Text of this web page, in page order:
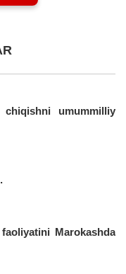
chiqishni umummilliy
Marokashda